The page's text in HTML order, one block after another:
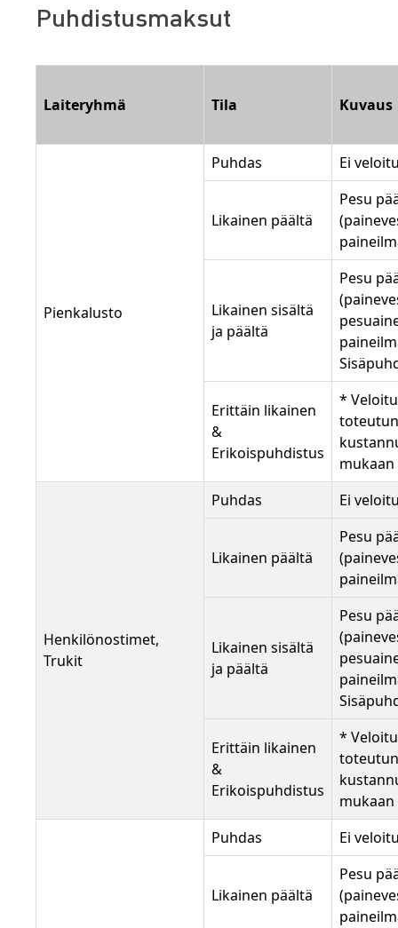
Puhdistusmaksut
Laiteryhmä Tila Kuvaus
Pienkalusto
Puhdas Ei
Likainen päältä
Pesu
Likainen sisältä
ja päältä
Pesu
Erittäin likainen
&
Erikoispuhdistus
*
mukaan
Henkilönostimet,
Trukit
Puhdas Ei
Likainen päältä
Pesu
Likainen sisältä
ja päältä
Pesu
Erittäin likainen
&
Erikoispuhdistus
*
mukaan
Puhdas
Ei
Likainen päältä
Pesu